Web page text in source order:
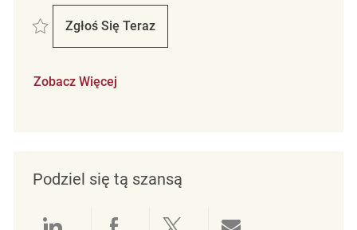
Zapisać merchandise associate 5am start time REQ140977
Zgłoś Się Teraz
Merchandise Associate 5am Start Time
Zobacz Więcej
Podziel się tą szansą